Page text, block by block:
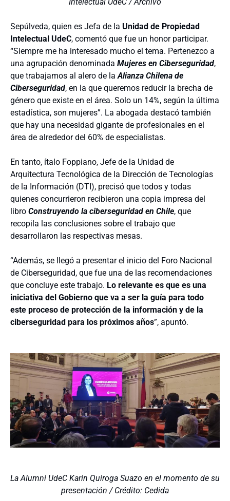
Sepúlveda, quien es Jefa de la Unidad de Propiedad
Intelectual UdeC, comentó que fue un honor participar.
“Siempre me ha interesado mucho el tema. Pertenezco a
una agrupación denominada Mujeres en Ciberseguridad,
que trabajamos al alero de laAlianza Chilena de
Ciberseguridad, en la que queremos reducir la brecha de
género que existe en el área. Solo un 14%, según la última
estadística, son mujeres”. La abogada destacó también
que hay una necesidad gigante de profesionales en el
área de alrededor del 60% de especialistas.
En tanto, ítalo Foppiano, Jefe de la Unidad de
Arquitectura Tecnológica de la Dirección de Tecnologías
de la Información (DTI), precisó que todos y todas
quienes concurrieron recibieron una copia impresa del
libro Construyendo la ciberseguridad en Chile, que
recopila las conclusiones sobre el trabajo que
desarrollaron las respectivas mesas.
“Además, se llegó a presentar el inicio del Foro Nacional
de Ciberseguridad, que fue una de las recomendaciones
que concluye este trabajo. Lo relevante es que es una
iniciativa del Gobierno que va a ser la guía para todo
este proceso de protección de la información y de la
ciberseguridad para los próximos años”, apuntó.
La Alumni UdeC Karin Quiroga Suazo en el momento de su
presentación / Crédito: Cedida